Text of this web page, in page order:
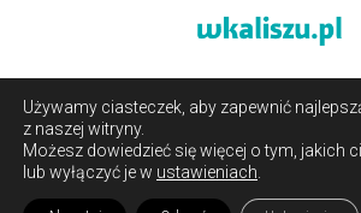
O portalu/Reklama/ Polityka
/Kontakt
Używamy ciasteczek, aby zapewnić
z naszej witryny.
Możesz dowiedzieć się więcej o tym, jakich
lub wyłączyć je w ustawieniach